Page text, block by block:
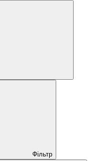
Фільтр